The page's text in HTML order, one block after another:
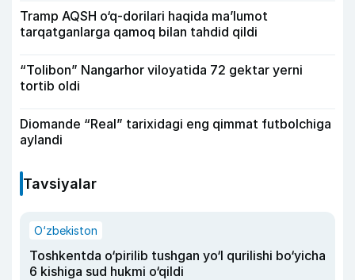
Tramp AQSH o‘q-dorilari haqida ma’lumot
tarqatganlarga qamoq bilan tahdid qildi
“Tolibon” Nangarhor viloyatida 72 gektar yerni
tortib oldi
Diomande “Real” tarixidagi eng qimmat futbolchiga
aylandi
Tavsiyalar
O‘zbekiston
Toshkentda o‘pirilib tushgan yo‘l qurilishi bo‘yicha
6 kishiga sud hukmi o‘qildi